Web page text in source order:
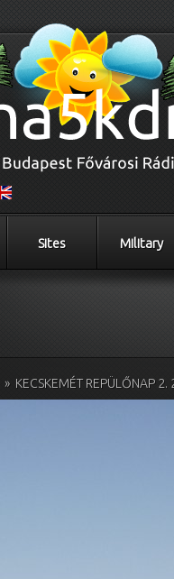
Sites Military
» KECSKEMÉT REPÜLŐNAP 2.